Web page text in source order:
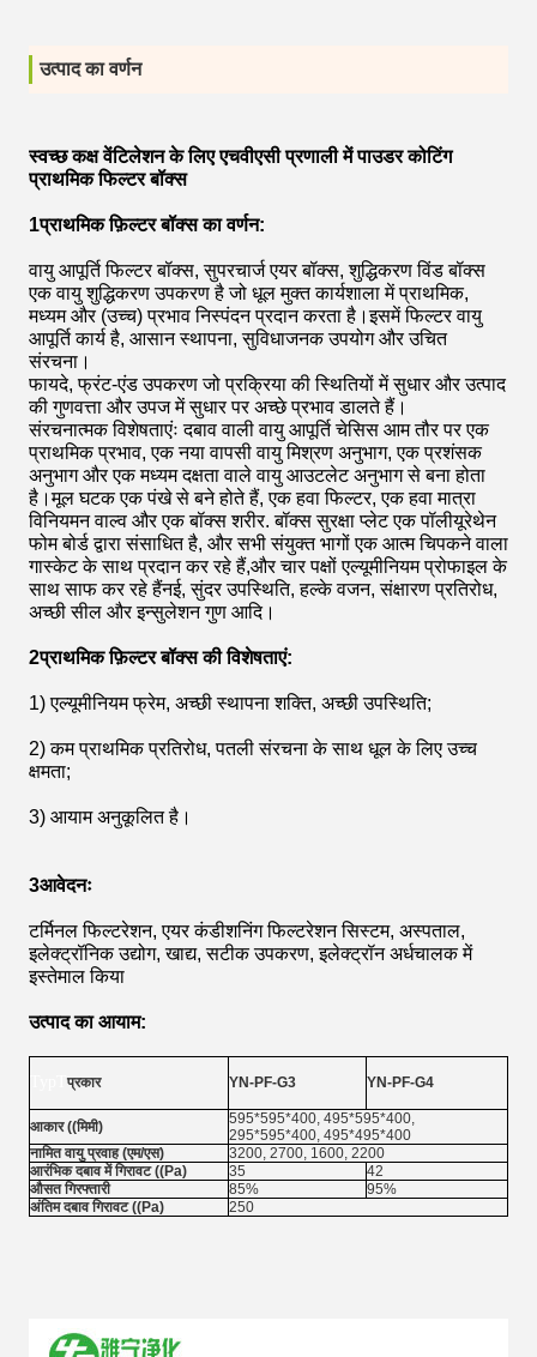
उत्पाद का वर्णन
स्वच्छ कक्ष वेंटिलेशन के लिए एचवीएसी प्रणाली में पाउडर कोटिंग
प्राथमिक फिल्टर बॉक्स
1प्राथमिक फ़िल्टर बॉक्स का वर्णन:
वायु आपूर्ति फिल्टर बॉक्स, सुपरचार्ज एयर बॉक्स, शुद्धिकरण विंड बॉक्स
एक वायु शुद्धिकरण उपकरण है जो धूल मुक्त कार्यशाला में प्राथमिक,
मध्यम और (उच्च) प्रभाव निस्पंदन प्रदान करता है।इसमें फिल्टर वायु
आपूर्ति कार्य है, आसान स्थापना, सुविधाजनक उपयोग और उचित
संरचना।
फायदे, फ्रंट-एंड उपकरण जो प्रक्रिया की स्थितियों में सुधार और उत्पाद
की गुणवत्ता और उपज में सुधार पर अच्छे प्रभाव डालते हैं।
संरचनात्मक विशेषताएंः दबाव वाली वायु आपूर्ति चेसिस आम तौर पर एक
प्राथमिक प्रभाव, एक नया वापसी वायु मिश्रण अनुभाग, एक प्रशंसक
अनुभाग और एक मध्यम दक्षता वाले वायु आउटलेट अनुभाग से बना होता
है।मूल घटक एक पंखे से बने होते हैं, एक हवा फिल्टर, एक हवा मात्रा
विनियमन वाल्व और एक बॉक्स शरीर. बॉक्स सुरक्षा प्लेट एक पॉलीयूरेथेन
फोम बोर्ड द्वारा संसाधित है, और सभी संयुक्त भागों एक आत्म चिपकने वाला
गास्केट के साथ प्रदान कर रहे हैं,और चार पक्षों एल्यूमीनियम प्रोफाइल के
साथ साफ कर रहे हैंनई, सुंदर उपस्थिति, हल्के वजन, संक्षारण प्रतिरोध,
अच्छी सील और इन्सुलेशन गुण आदि।
2प्राथमिक फ़िल्टर बॉक्स की विशेषताएं:
1) एल्यूमीनियम फ्रेम, अच्छी स्थापना शक्ति, अच्छी उपस्थिति;
2) कम प्राथमिक प्रतिरोध, पतली संरचना के साथ धूल के लिए उच्च
क्षमता;
3) आयाम अनुकूलित है।
3आवेदनः
टर्मिनल फिल्टरेशन, एयर कंडीशनिंग फिल्टरेशन सिस्टम, अस्पताल,
इलेक्ट्रॉनिक उद्योग, खाद्य, सटीक उपकरण, इलेक्ट्रॉन अर्धचालक में
इस्तेमाल किया
उत्पाद का आयाम:
TypTप्रकार YN-PF-G3 YN-PF-G4
आकार ((मिमी)
595*595*400, 495*595*400,
295*595*400, 495*495*400
नामित वायु प्रवाह (एम/एस)
3200, 2700, 1600, 2200
आरंभिक दबाव में गिरावट ((Pa)
35
42
औसत गिरफ्तारी
85%
95%
अंतिम दबाव गिरावट ((Pa)
250